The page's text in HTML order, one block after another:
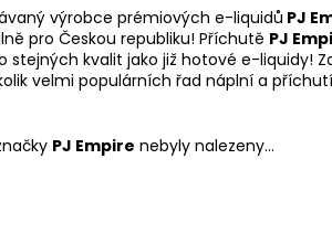
výrobce prémiových e-liquidů PJ
pro Českou republiku! Příchutě PJ
stejných kvalit jako již hotové e-liquidy!
velmi populárních řad náplní a
PJ Empire nebyly nalezeny...